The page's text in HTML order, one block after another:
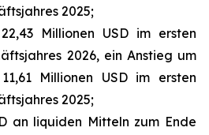
2025;
Millionen USD im ersten
2026, ein Anstieg um
Millionen USD im ersten
2025;
an liquiden Mitteln zum Ende